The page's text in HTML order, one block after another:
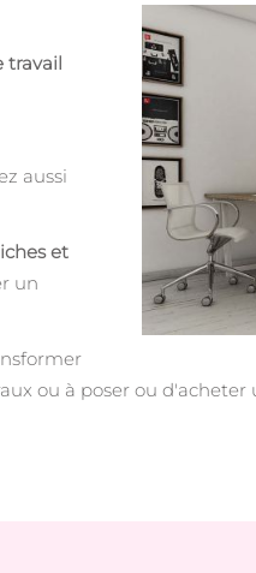
travail
aussi
et
un
ou à poser ou d'acheter